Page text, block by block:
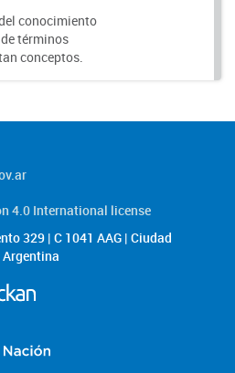
conocimiento
términos
conceptos.
4.0 International license
329 | C 1041 AAG | Ciudad
Argentina